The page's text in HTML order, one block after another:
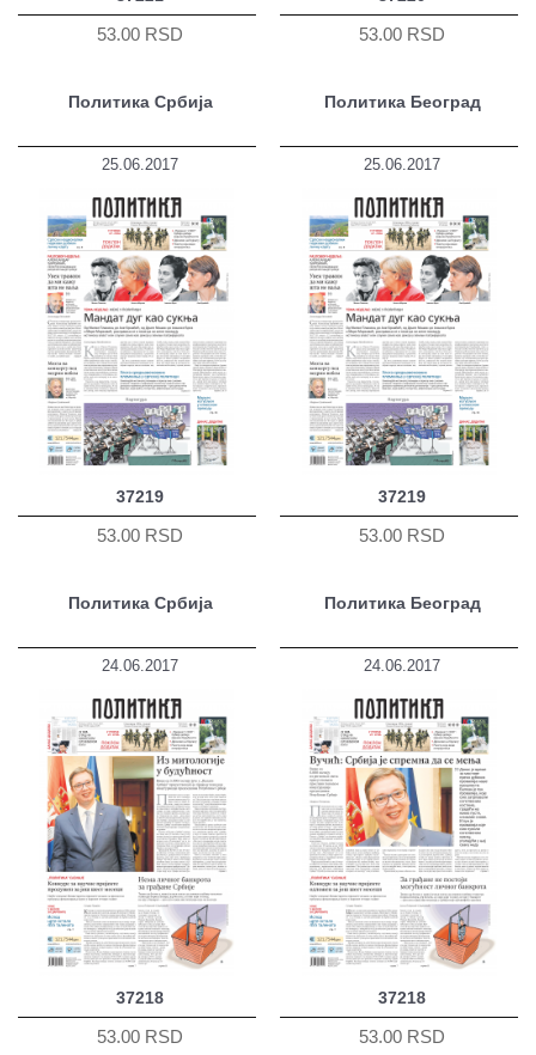
53.00 RSD 53.00 RSD
Политика Србија
25.06.2017
37219
53.00 RSD
Политика Београд
25.06.2017
37219
53.00 RSD
Политика Србија
24.06.2017
37218
53.00 RSD
Политика Београд
24.06.2017
37218
53.00 RSD